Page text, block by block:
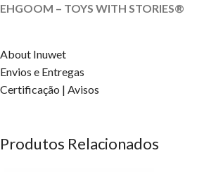
EHGOOM – TOYS WITH STORIES®️
About Inuwet
Envios e Entregas
Certificação | Avisos
Produtos Relacionados